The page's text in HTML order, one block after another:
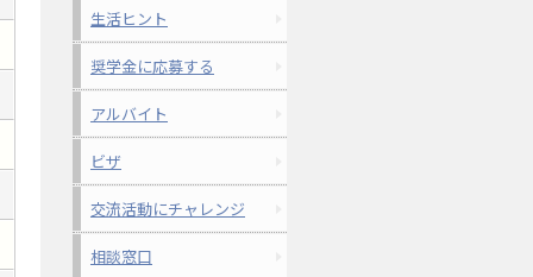
生活ヒント
奨学金に応募する
アルバイト
ビザ
交流活動にチャレンジ
相談窓口